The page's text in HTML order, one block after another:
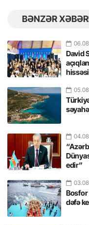
BƏNZƏR
David
edir”
Bosfor
dəfə